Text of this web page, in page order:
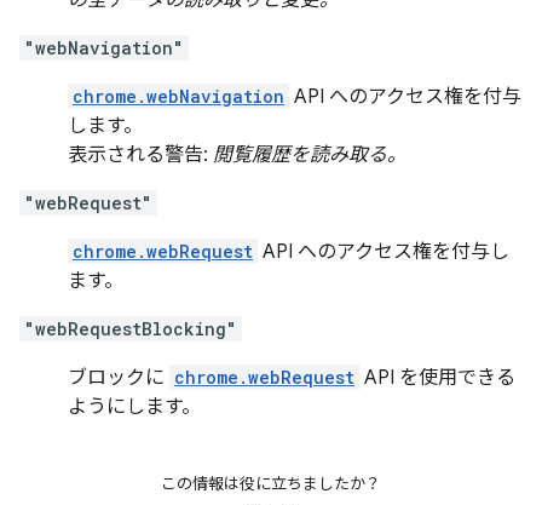
"webNavigation"
chrome.webNavigation API へのアクセス権を付与
します。
表示される警告: 閲覧履歴を読み取る。
"webRequest"
chrome.webRequest API へのアクセス権を付与し
ます。
"webRequestBlocking"
ブロックに chrome.webRequest API を使用できる
ようにします。
この情報は役に立ちましたか？